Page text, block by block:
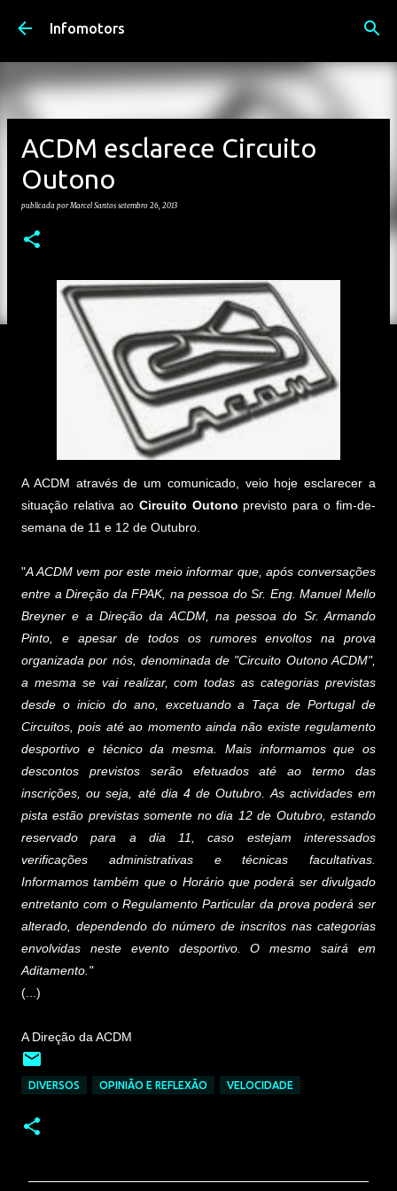
Avançar para o conteúdo principal
Infomotors
ACDM esclarece Circuito
Outono
publicada porMarcel Santos setembro 26, 2013
A ACDM através de um comunicado, veio hoje esclarecer a
situação relativa ao Circuito Outono previsto para o fim-de-
semana de 11 e 12 de Outubro.
"A ACDM vem por este meio informar que, após conversações
entre a Direção da FPAK, na pessoa do Sr. Eng. Manuel Mello
Breyner e a Direção da ACDM, na pessoa do Sr. Armando
Pinto, e apesar de todos os rumores envoltos na prova
organizada por nós, denominada de "Circuito Outono ACDM",
a mesma se vai realizar, com todas as categorias previstas
desde o inicio do ano, excetuando a Taça de Portugal de
Circuitos, pois até ao momento ainda não existe regulamento
desportivo e técnico da mesma. Mais informamos que os
descontos previstos serão efetuados até ao termo das
inscrições, ou seja, até dia 4 de Outubro. As actividades em
pista estão previstas somente no dia 12 de Outubro, estando
reservado para a dia 11, caso estejam interessados
verificações administrativas e técnicas facultativas.
Informamos também que o Horário que poderá ser divulgado
entretanto com o Regulamento Particular da prova poderá ser
alterado, dependendo do número de inscritos nas categorias
envolvidas neste evento desportivo. O mesmo sairá em
Aditamento."
(...)
A Direção da ACDM
DIVERSOS OPINIÃO E REFLEXÃO VELOCIDADE